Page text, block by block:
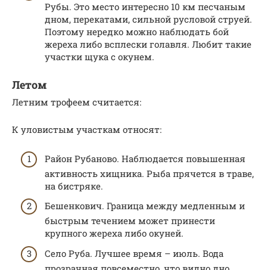
Рубы. Это место интересно 10 км песчаным
дном, перекатами, сильной русловой струей.
Поэтому нередко можно наблюдать бой
жереха либо всплески голавля. Любит такие
участки щука с окунем.
Летом
Летним трофеем считается:
К уловистым участкам относят:
Район Рубаново. Наблюдается повышенная
активность хищника. Рыба прячется в траве,
на бистряке.
Бешенкович. Граница между медленным и
быстрым течением может принести
крупного жереха либо окуней.
Село Руба. Лучшее время – июль. Вода